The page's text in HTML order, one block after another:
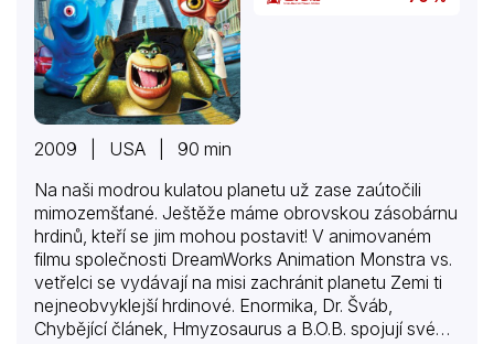
2009 | USA | 90 min
Na naši modrou kulatou planetu už zase zaútočili
mimozemšťané. Ještěže máme obrovskou zásobárnu
hrdinů, kteří se jim mohou postavit! V animovaném
filmu společnosti DreamWorks Animation Monstra vs.
vetřelci se vydávají na misi zachránit planetu Zemi ti
nejneobvyklejší hrdinové. Enormika, Dr. Šváb,
Chybějící článek, Hmyzosaurus a B.O.B. spojují své